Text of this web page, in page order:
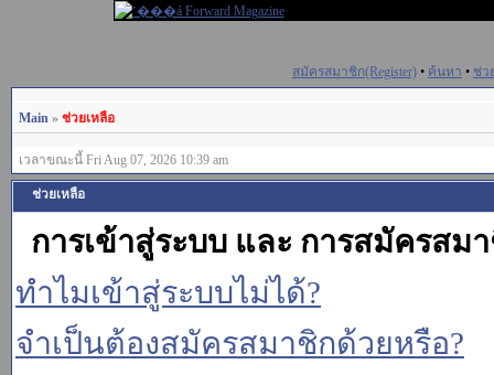
สมัครสมาชิก(Register) • ค้นหา • ช่ว
Main » ช่วยเหลือ
เวลาขณะนี้ Fri Aug 07, 2026 10:39 am
ช่วยเหลือ
การเข้าสู่ระบบ และ การสมัครสม
ทำไมเข้าสู่ระบบไม่ได้?
จำเป็นต้องสมัครสมาชิกด้วยหรือ?